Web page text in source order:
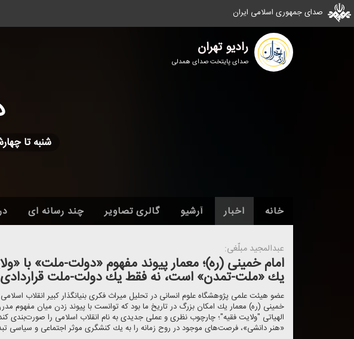
صدای جمهوری اسلامی ایران
رادیو تهران
صدای پایتخت صدای همدلی
شنبه تا چهارشنبه از
خانه اخبار آرشیو گالری تصاویر چند رسانه ای
عبدالمجید مبلّغی:
امام خمینی (ره)؛ معمار پیوند مفهوم «دولت-ملت» با
یك «ملت-تمدن» است، نه فقط یك دولت-ملت قراردادی
عضو هیئت علمی پژوهشگاه علوم انسانی در تحلیل میراث فكری بنیانگذار كبیر انقلاب اسلامی
خمینی (ره) معمار یك امكان بزرگ در تاریخ ما بود كه توانست با پیوند زدن میان مفهوم
الهیاتی "ولایت فقیه"؛ چارچوب نظری و عملی جدیدی به نام انقلاب اسلامی را صورت‌بندی
«هنر دانشی»، فرصت‌های موجود در روح زمانه را به یك كنشگری موثر اجتماعی و سیاسی